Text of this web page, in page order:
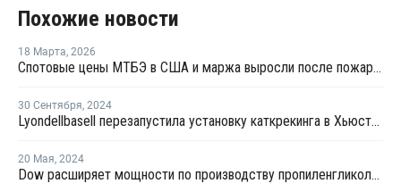
Похожие новости
18 Марта, 2026
Спотовые цены МТБЭ в США и маржа выросли после пожара на заводе LyondellBasell
30 Сентября, 2024
Lyondellbasell перезапустила установку каткрекинга в Хьюстоне
20 Мая, 2024
Dow расширяет мощности по производству пропиленгликоля в Таиланде